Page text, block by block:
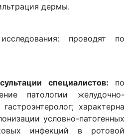
дермы.
проводят по
специалистов: по
патологии желудочно-
характерна
условно-патогенных
инфекций в ротовой